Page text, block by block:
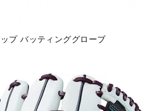
プ バッティンググローブ